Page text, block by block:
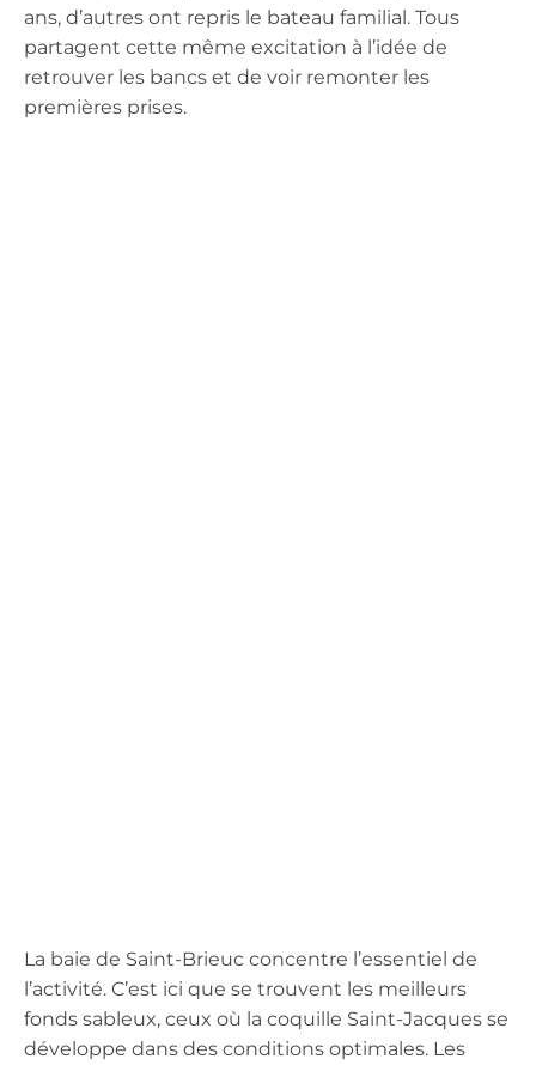
ans, d’autres ont repris le bateau familial. Tous
partagent cette même excitation à l’idée de
retrouver les bancs et de voir remonter les
premières prises.
La baie de Saint-Brieuc concentre l’essentiel de
l’activité. C’est ici que se trouvent les meilleurs
fonds sableux, ceux où la coquille Saint-Jacques se
développe dans des conditions optimales. Les